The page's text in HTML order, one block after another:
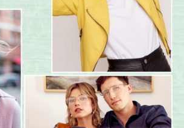
fatal: Como
el otro